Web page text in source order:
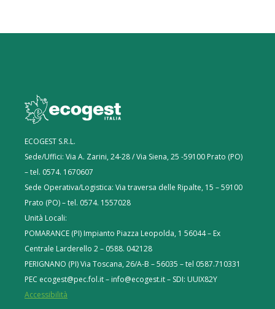
ECOGEST S.R.L.
Sede/Uffici: Via A. Zarini, 24-28 / Via Siena, 25 -59100 Prato (PO)
– tel. 0574. 1670607
Sede Operativa/Logistica: Via traversa delle Ripalte, 15 – 59100
Prato (PO) – tel. 0574. 1557028
Unità Locali:
POMARANCE (PI) Impianto Piazza Leopolda, 1 56044 – Ex
Centrale Larderello 2 – 0588. 042128
PERIGNANO (PI) Via Toscana, 26/A-B – 56035 – tel 0587.710331
PEC ecogest@pec.fol.it – info@ecogest.it – SDI: UUIX82Y
Accessibilità